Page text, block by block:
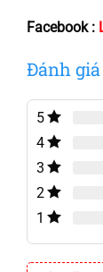
Facebook :
Đánh
5
4
3
2
1